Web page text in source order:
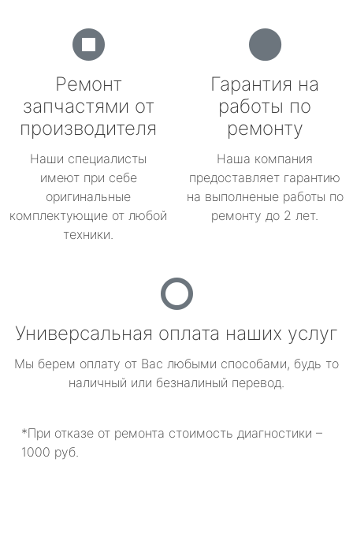
Ремонт
запчастями от
производителя
Наши специалисты
имеют при себе
оригинальные
комплектующие от любой
техники.
Гарантия на
работы по
ремонту
Наша компания
предоставляет гарантию
на выполненые работы по
ремонту до 2 лет.
Универсальная оплата наших услуг
Мы берем оплату от Вас любыми способами, будь то
наличный или безналиный перевод.
*При отказе от ремонта стоимость диагностики –
1000 руб.